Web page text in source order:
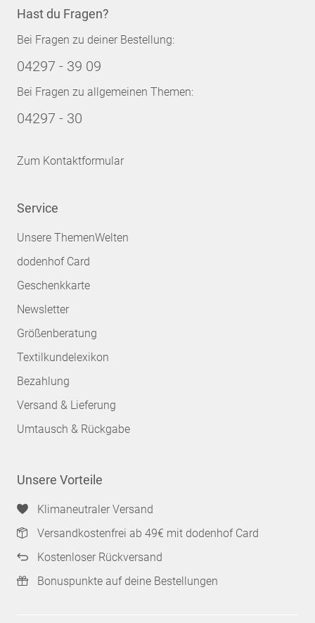
Hast du Fragen?
Bei Fragen zu deiner Bestellung:
04297 - 39 09
Bei Fragen zu allgemeinen Themen:
04297 - 30
Zum Kontaktformular
Service
Unsere ThemenWelten
dodenhof Card
Geschenkkarte
Newsletter
Größenberatung
Textilkundelexikon
Bezahlung
Versand & Lieferung
Umtausch & Rückgabe
Unsere Vorteile
Klimaneutraler Versand
Versandkostenfrei ab 49€ mit dodenhof Card
Kostenloser Rückversand
Bonuspunkte auf deine Bestellungen